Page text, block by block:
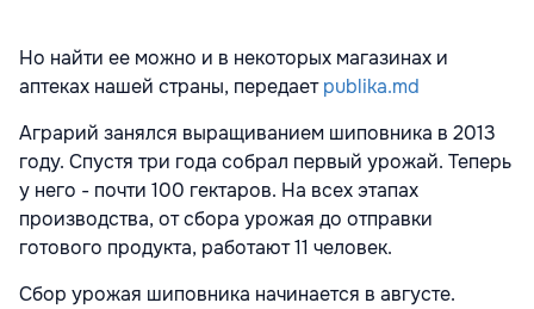
Но найти ее можно и в некоторых магазинах и
аптеках нашей страны, передаетpublika.md
Аграрий занялся выращиванием шиповника в 2013
году. Спустя три года собрал первый урожай. Теперь
у него - почти 100 гектаров. На всех этапах
производства, от сбора урожая до отправки
готового продукта, работают 11 человек.
Сбор урожая шиповника начинается в августе.